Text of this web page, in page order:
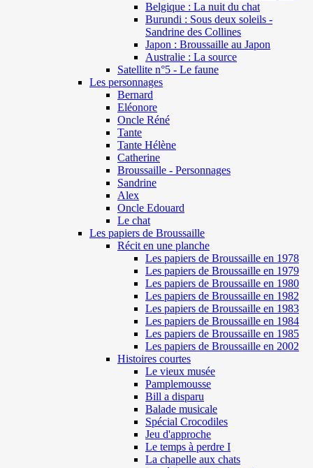
Belgique : La nuit du chat
Burundi : Sous deux soleils -
Sandrine des Collines
Japon : Broussaille au Japon
Australie : La source
Satellite n°5 - Le faune
Les personnages
Bernard
Eléonore
Oncle Réné
Tante
Tante Hélène
Catherine
Broussaille - Personnages
Sandrine
Alex
Oncle Edouard
Le chat
Les papiers de Broussaille
Récit en une planche
Les papiers de Broussaille en 1978
Les papiers de Broussaille en 1979
Les papiers de Broussaille en 1980
Les papiers de Broussaille en 1982
Les papiers de Broussaille en 1983
Les papiers de Broussaille en 1984
Les papiers de Broussaille en 1985
Les papiers de Broussaille en 2002
Histoires courtes
Le vieux musée
Pamplemousse
Bill a disparu
Balade musicale
Spécial Crocodiles
Jeu d'approche
Le temps à perdre I
La chapelle aux chats